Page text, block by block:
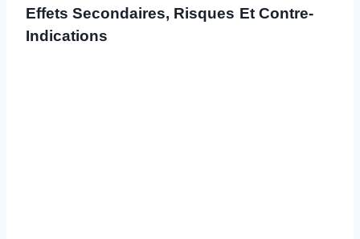
Effets Secondaires, Risques Et Contre-
Indications